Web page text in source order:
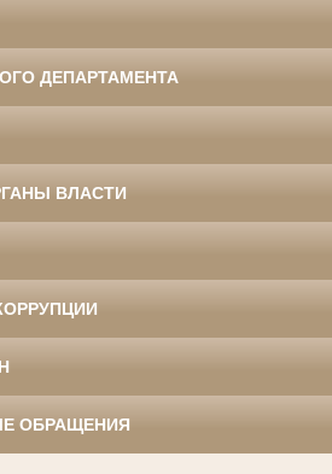
ДЕПАРТАМЕНТА
ВЛАСТИ
ОБРАЩЕНИЯ